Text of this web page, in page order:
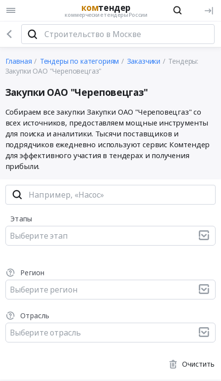
комтендер
коммерческие тендеры России
Главная Тендеры по категориям Заказчики
Тендеры:
Закупки ОАО "Череповецгаз"
Закупки ОАО "Череповецгаз"
Собираем все закупки Закупки ОАО "Череповецгаз" со
всех источников, предоставляем мощные инструменты
для поиска и аналитики. Тысячи поставщиков и
подрядчиков ежедневно используют сервис Комтендер
для эффективного участия в тендерах и получения
прибыли.
Этапы
Выберите этап
Регион
Выберите регион
Отрасль
Выберите отрасль
Очистить